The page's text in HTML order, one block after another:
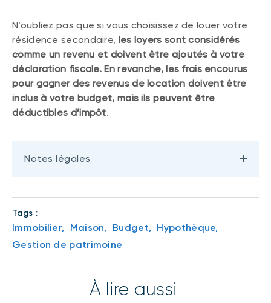
N’oubliez pas que si vous choisissez de louer votre
résidence secondaire, les loyers sont considérés
comme un revenu et doivent être ajoutés à votre
déclaration fiscale. En revanche, les frais encourus
pour gagner des revenus de location doivent être
inclus à votre budget, mais ils peuvent être
déductibles d’impôt.
Notes légales
Tags :
Immobilier, Maison, Budget, Hypothèque,
Gestion de patrimoine
À lire aussi